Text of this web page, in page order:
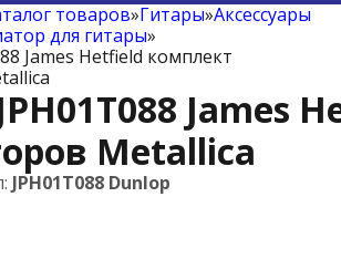
товаров»Гитары»Аксессуары
для гитары»
James Hetfield комплект
James
Metallica
JPH01T088 Dunlop